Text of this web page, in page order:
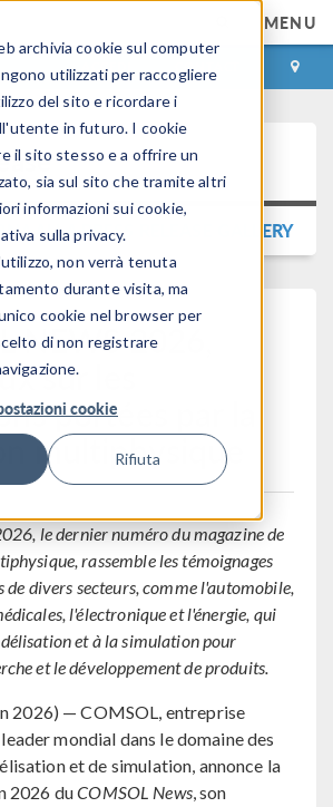
archivia cookie sul computer
utilizzati per raccogliere
del sito e ricordare i
in futuro. I cookie
il sito stesso e a offrire un
sia sul sito che tramite altri
informazioni sui cookie,
sulla privacy.
non verrà tenuta
durante visita, ma
cookie nel browser per
di non registrare
cookie
Rifiuta
MENU
ACCEDI CONTACT
ALLA PRESS RELEASE GALLERY
NEWS 2026,
sur les
portées par la
multiphysique
le dernier numéro du magazine de
rassemble les témoignages
de divers secteurs, comme l'automobile,
l'électronique et l'énergie, qui
et à la simulation pour
et le développement de produits.
2026) — COMSOL, entreprise
mondial dans le domaine des
et de simulation, annonce la
2026 duCOMSOL News, son